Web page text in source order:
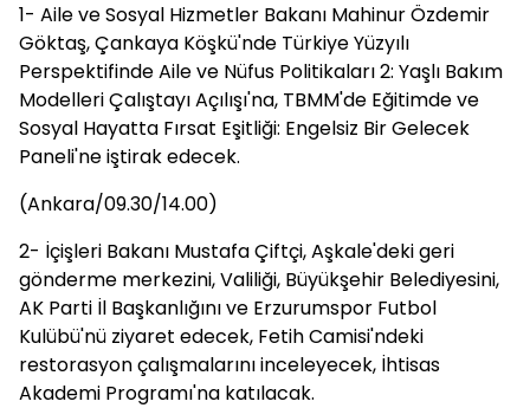
1- Aile ve Sosyal Hizmetler Bakanı Mahinur Özdemir
Göktaş, Çankaya Köşkü'nde Türkiye Yüzyılı
Perspektifinde Aile ve Nüfus Politikaları 2: Yaşlı Bakım
Modelleri Çalıştayı Açılışı'na, TBMM'de Eğitimde ve
Sosyal Hayatta Fırsat Eşitliği: Engelsiz Bir Gelecek
Paneli'ne iştirak edecek.
(Ankara/09.30/14.00)
2- İçişleri Bakanı Mustafa Çiftçi, Aşkale'deki geri
gönderme merkezini, Valiliği, Büyükşehir Belediyesini,
AK Parti İl Başkanlığını ve Erzurumspor Futbol
Kulübü'nü ziyaret edecek, Fetih Camisi'ndeki
restorasyon çalışmalarını inceleyecek, İhtisas
Akademi Programı'na katılacak.